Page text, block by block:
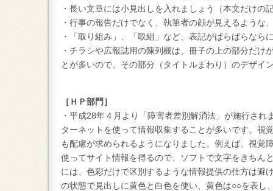
・長い文章には小見出しを入れましょう（本文だけの
・行事の報告だけでなく、執筆者の顔が見えるような
・「取り組み」、「取組」など、表記がばらばらなら
・チラシや広報誌用の陳列棚は、冊子の上の部分だけ
とが多いので、その部分（タイトルまわり）のデザイ
［ＨＰ部門］
・平成28年４月より「障害者差別解消法」が施行さ
ターネットを使って情報収集することが多いです。視
も配慮が求められるようになりました。例えば、視覚
使ってサイト情報を得るので、ソフトで文字をきちん
には、色彩だけで区別するような情報提供の仕方は避
の状態で見出しに黄色と白色を使い、黄色は○○を表し